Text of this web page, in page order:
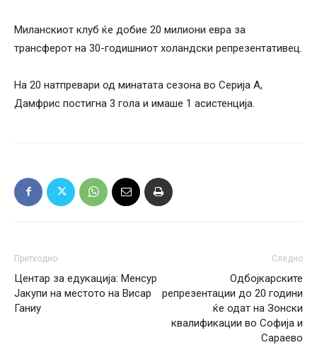
Миланскиот клуб ќе добие 20 милиони евра за
трансферот на 30-годишниот холандски репрезентативец.
На 20 натпревари од минатата сезона во Серија А,
Дамфрис постигна 3 гола и имаше 1 асистенција.
Претходно
Центар за едукација: Менсур
Јакупи на местото на Висар
Ганиу
Следно
Одбојкарските
репрезентации до 20 години
ќе одат на Зонски
квалификации во Софија и
Сараево